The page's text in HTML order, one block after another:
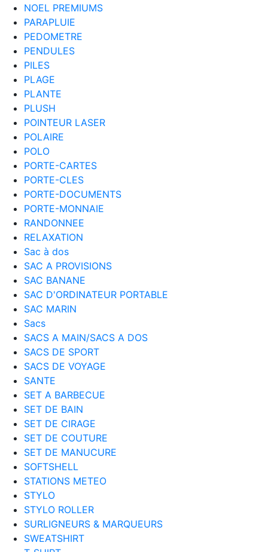
NOEL PREMIUMS
PARAPLUIE
PEDOMETRE
PENDULES
PILES
PLAGE
PLANTE
PLUSH
POINTEUR LASER
POLAIRE
POLO
PORTE-CARTES
PORTE-CLES
PORTE-DOCUMENTS
PORTE-MONNAIE
RANDONNEE
RELAXATION
Sac à dos
SAC A PROVISIONS
SAC BANANE
SAC D'ORDINATEUR PORTABLE
SAC MARIN
Sacs
SACS A MAIN/SACS A DOS
SACS DE SPORT
SACS DE VOYAGE
SANTE
SET A BARBECUE
SET DE BAIN
SET DE CIRAGE
SET DE COUTURE
SET DE MANUCURE
SOFTSHELL
STATIONS METEO
STYLO
STYLO ROLLER
SURLIGNEURS & MARQUEURS
SWEATSHIRT